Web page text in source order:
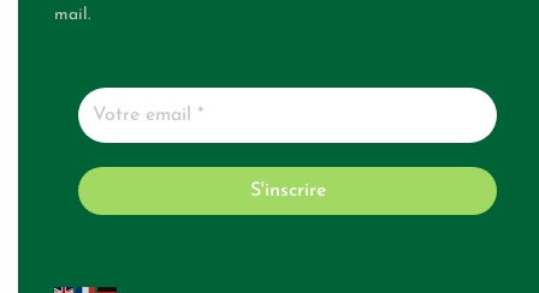
mail.